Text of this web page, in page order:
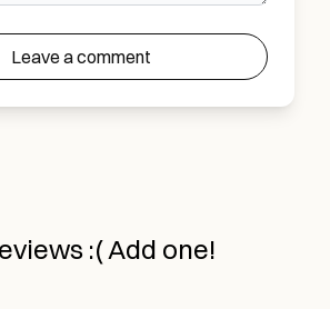
Leave a comment
:( Add one!